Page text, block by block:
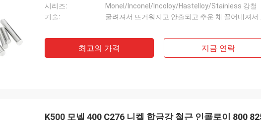
시리즈:
Monel/Inconel/Incoloy/Hastelloy/Stainless 강철
기술:
굴려져서 뜨거워지고 안출되고 추운 채 끌어내져서
최고의 가격 지금 연락
K500 모넬 400 C276 니켈 합금강 철근 인콜로이 800